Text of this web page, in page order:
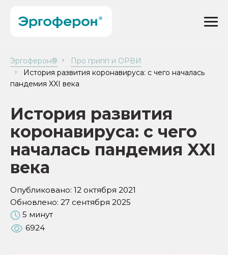
Эргоферон®
Про грипп и ОРВИ
История развития коронавируса: с чего началась
пандемия XXI века
История развития
коронавируса: с чего
началась пандемия XXI
века
Опубликовано: 12 октября 2021
Обновлено: 27 сентября 2025
5 минут
6924